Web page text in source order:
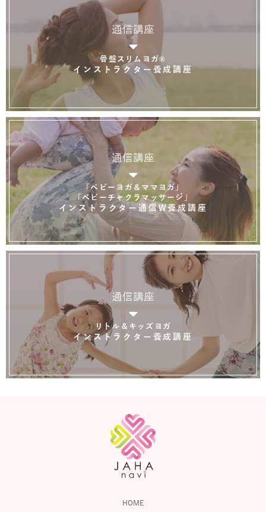
通信講座
骨盤スリムヨガ®
インストラクター養成講座
通信講座
「ベビーヨガ＆ママヨガ」
「ベビーチャクラマッサージ」
インストラクター通信W養成講座
通信講座
リトル＆キッズヨガ
インストラクター養成講座
HOME